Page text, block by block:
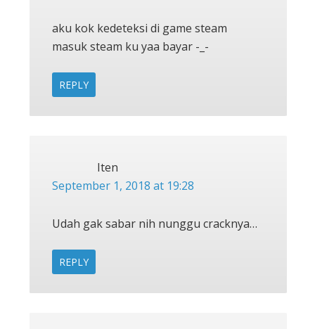
aku kok kedeteksi di game steam
masuk steam ku yaa bayar -_-
REPLY
Iten
September 1, 2018 at 19:28
Udah gak sabar nih nunggu cracknya…
REPLY